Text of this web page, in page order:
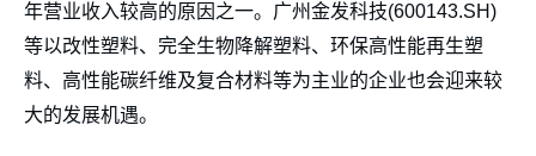
年营业收入较高的原因之一。广州金发科技(600143.SH)
等以改性塑料、完全生物降解塑料、环保高性能再生塑
料、高性能碳纤维及复合材料等为主业的企业也会迎来较
大的发展机遇。